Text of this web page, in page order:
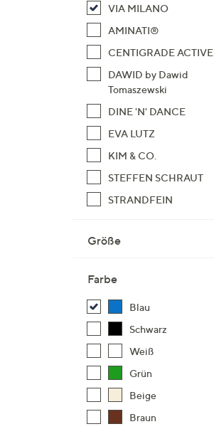
VIA MILANO
AMINATI®
CENTIGRADE ACTIVE
DAWID by Dawid
Tomaszewski
DINE 'N' DANCE
EVA LUTZ
KIM & CO.
STEFFEN SCHRAUT
STRANDFEIN
Größe
Farbe
Blau
Schwarz
Weiß
Grün
Beige
Braun